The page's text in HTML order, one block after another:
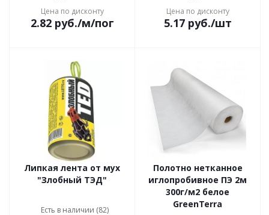
Цена по дисконту
2.82руб./м/пог
Цена по дисконту
5.17руб./шт
Липкая лента от мух
"Злобный ТЭД"
Есть в наличии (82)
Полотно нетканное
иглопробивное ПЭ 2м
300г/м2 белое
GreenTerra